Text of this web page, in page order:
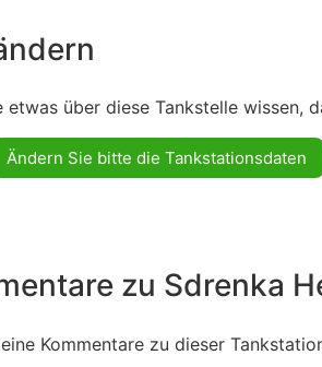
etwas über diese Tankstelle wissen,
Ändern Sie bitte die Tankstationsdaten
zu Sdrenka
Kommentare zu dieser